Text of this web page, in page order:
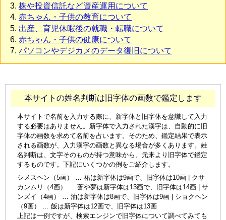
株や投資信託など資産運用について
赤ちゃん・子供の教育について
出産、育児休暇後の就職・転職について
赤ちゃん・子供の健康について
パソコンやデジカメのデータ復旧について
本サイトの姓名判断は旧字体の画数で鑑定します
本サイトで名前を入力する際に、新字体と旧字体を意識して入力
する必要はありません。新字体で入力された漢字は、自動的に旧
字体の画数を求めて名前を占います。そのため、鑑定結果で表示
される画数が、入力漢字の画数と異なる場合が多くあります。姓
名判断は、文字そのものが持つ意味から、元来より旧字体で鑑定
するものです。下記にいくつかの例をご紹介します。
シメスヘン（5画） … 祐は新字体は9画で、旧字体は10画 | クサ
カンムリ（4画） … 蒼や夢は新字体は13画で、旧字体は14画 | サ
ンズイ（4画） … 油は新字体は8画で、旧字体は9画 | ショクヘン
（9画） … 飯は新字体は12画で、旧字体は13画
上記は一例ですが、検索エンジンで旧字体について調べてみても